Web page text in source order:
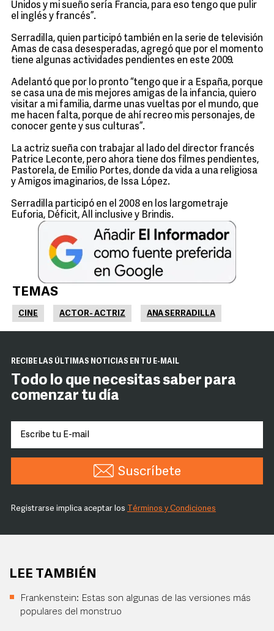
Unidos y mi sueño sería Francia, para eso tengo que pulir
el inglés y francés”.
Serradilla, quien participó también en la serie de televisión
Amas de casa desesperadas, agregó que por el momento
tiene algunas actividades pendientes en este 2009.
Adelantó que por lo pronto “tengo que ir a España, porque
se casa una de mis mejores amigas de la infancia, quiero
visitar a mi familia, darme unas vueltas por el mundo, que
me hacen falta, porque de ahí recreo mis personajes, de
conocer gente y sus culturas”.
La actriz sueña con trabajar al lado del director francés
Patrice Leconte, pero ahora tiene dos filmes pendientes,
Pastorela, de Emilio Portes, donde da vida a una religiosa
y Amigos imaginarios, de Issa López.
Serradilla participó en el 2008 en los largometraje
Euforia, Déficit, All inclusive y Brindis.
TEMAS
CINE ACTOR- ACTRIZ ANA SERRADILLA
RECIBE LAS ÚLTIMAS NOTICIAS EN TU E-MAIL
Todo lo que necesitas saber para
comenzar tu día
Suscríbete
Registrarse implica aceptar los Términos y Condiciones
LEE TAMBIÉN
Frankenstein: Estas son algunas de las versiones más
populares del monstruo